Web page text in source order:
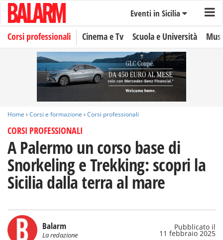
Eventi in Sicilia
Corsi professionali Cinema e Tv Scuola e Università
Home › Corsi e formazione › Corsi professionali
CORSI PROFESSIONALI
A Palermo un corso base di
Snorkeling e Trekking: scopri la
Sicilia dalla terra al mare
Balarm
La redazione
Pubblicato il
11 febbraio 2025